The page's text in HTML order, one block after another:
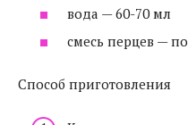
вода — 60-70 мл
смесь перцев —
Способ приготовления